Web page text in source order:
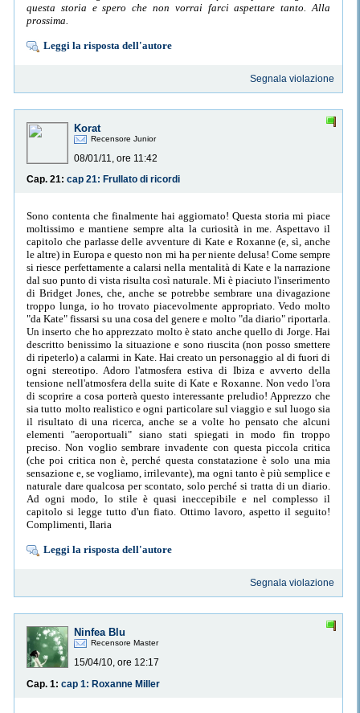
questa storia e spero che non vorrai farci aspettare tanto. Alla
prossima.
Leggi la risposta dell'autore
Segnala violazione
Korat
Recensore Junior
08/01/11, ore 11:42
Cap. 21: cap 21: Frullato di ricordi
Sono contenta che finalmente hai aggiornato! Questa storia mi piace
moltissimo e mantiene sempre alta la curiosità in me. Aspettavo il
capitolo che parlasse delle avventure di Kate e Roxanne (e, sì, anche
le altre) in Europa e questo non mi ha per niente delusa! Come sempre
si riesce perfettamente a calarsi nella mentalità di Kate e la narrazione
dal suo punto di vista risulta così naturale. Mi è piaciuto l'inserimento
di Bridget Jones, che, anche se potrebbe sembrare una divagazione
troppo lunga, io ho trovato piacevolmente appropriato. Vedo molto
"da Kate" fissarsi su una cosa del genere e molto "da diario" riportarla.
Un inserto che ho apprezzato molto è stato anche quello di Jorge. Hai
descritto benissimo la situazione e sono riuscita (non posso smettere
di ripeterlo) a calarmi in Kate. Hai creato un personaggio al di fuori di
ogni stereotipo. Adoro l'atmosfera estiva di Ibiza e avverto della
tensione nell'atmosfera della suite di Kate e Roxanne. Non vedo l'ora
di scoprire a cosa porterà questo interessante preludio! Apprezzo che
sia tutto molto realistico e ogni particolare sul viaggio e sul luogo sia
il risultato di una ricerca, anche se a volte ho pensato che alcuni
elementi "aeroportuali" siano stati spiegati in modo fin troppo
preciso. Non voglio sembrare invadente con questa piccola critica
(che poi critica non è, perché questa constatazione è solo una mia
sensazione e, se vogliamo, irrilevante), ma ogni tanto è più semplice e
naturale dare qualcosa per scontato, solo perché si tratta di un diario.
Ad ogni modo, lo stile è quasi ineccepibile e nel complesso il
capitolo si legge tutto d'un fiato. Ottimo lavoro, aspetto il seguito!
Complimenti, Ilaria
Leggi la risposta dell'autore
Segnala violazione
Ninfea Blu
Recensore Master
15/04/10, ore 12:17
Cap. 1: cap 1: Roxanne Miller